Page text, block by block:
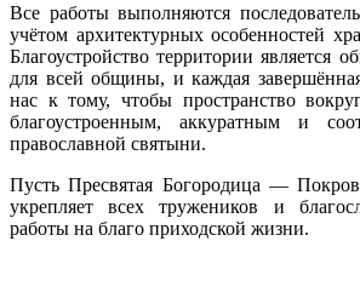
Все работы выполняются
учётом архитектурных особенностей
Благоустройство территории является
для всей общины, и каждая
нас к тому, чтобы пространство
благоустроенным, аккуратным и
православной святыни.
Пусть Пресвятая Богородица —
укрепляет всех тружеников и
работы на благо приходской жизни.